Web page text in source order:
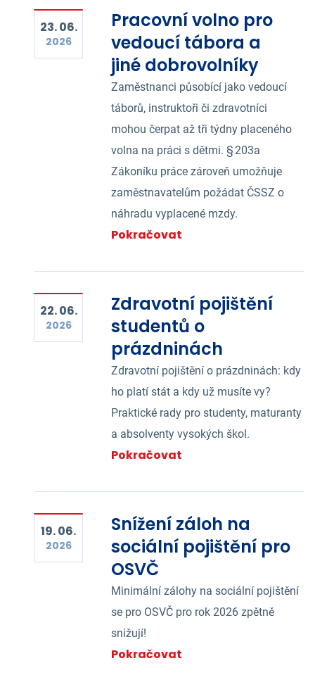
23. 06.
2026
Pracovní volno pro
vedoucí tábora a
jiné dobrovolníky
Zaměstnanci působící jako vedoucí
táborů, instruktoři či zdravotníci
mohou čerpat až tři týdny placeného
volna na práci s dětmi. § 203a
Zákoníku práce zároveň umožňuje
zaměstnavatelům požádat ČSSZ o
náhradu vyplacené mzdy.
Pokračovat
22. 06.
2026
Zdravotní pojištění
studentů o
prázdninách
Zdravotní pojištění o prázdninách: kdy
ho platí stát a kdy už musíte vy?
Praktické rady pro studenty, maturanty
a absolventy vysokých škol.
Pokračovat
19. 06.
2026
Snížení záloh na
sociální pojištění pro
OSVČ
Minimální zálohy na sociální pojištění
se pro OSVČ pro rok 2026 zpětně
snižují!
Pokračovat